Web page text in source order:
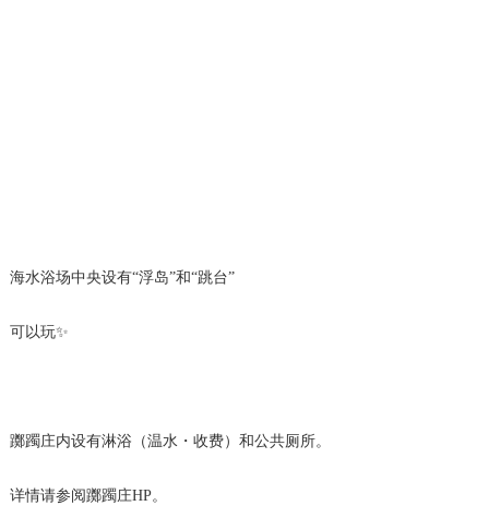
海水浴场中央设有“浮岛”和“跳台”
可以玩✨
躑躅庄内设有淋浴（温水・收费）和公共厕所。
详情请参阅躑躅庄HP。